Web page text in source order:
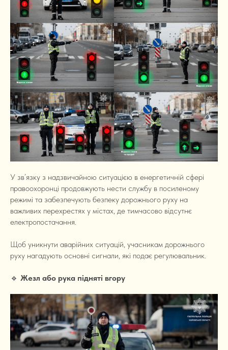
У зв’язку з надзвичайною ситуацією в енергетичній сфері
правоохоронці продовжують нести службу в посиленому
режимі та забезпечують безпеку дорожнього руху на
важливих перехрестях у містах, де тимчасово відсутнє
електропостачання.
Щоб уникнути аварійних ситуацій, учасникам дорожнього
руху нагадують основні сигнали, які подає регулювальник.
🔹 Жезл або рука підняті вгору